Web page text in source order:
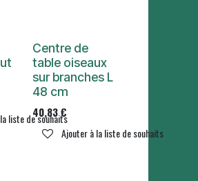
liste de souhaits
Centre de
table oiseaux
sur branches L
48 cm
40,83€
Ajouter à la liste de souhaits